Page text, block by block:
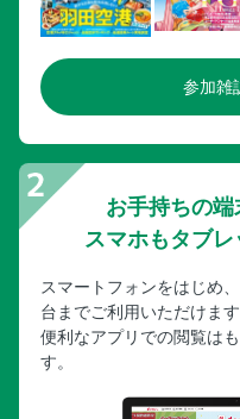
参加雑
お手持ちの端
スマホもタブ
スマートフォンをはじめ
台までご利用いただけます
便利なアプリでの閲覧は
す。